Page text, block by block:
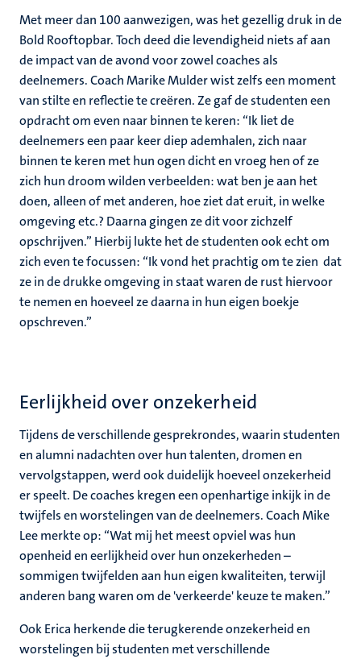
Met meer dan 100 aanwezigen, was het gezellig druk in de
Bold Rooftopbar. Toch deed die levendigheid niets af aan
de impact van de avond voor zowel coaches als
deelnemers. Coach Marike Mulder wist zelfs een moment
van stilte en reflectie te creëren. Ze gaf de studenten een
opdracht om even naar binnen te keren: “Ik liet de
deelnemers een paar keer diep ademhalen, zich naar
binnen te keren met hun ogen dicht en vroeg hen of ze
zich hun droom wilden verbeelden: wat ben je aan het
doen, alleen of met anderen, hoe ziet dat eruit, in welke
omgeving etc.? Daarna gingen ze dit voor zichzelf
opschrijven.” Hierbij lukte het de studenten ook echt om
zich even te focussen: “Ik vond het prachtig om te zien dat
ze in de drukke omgeving in staat waren de rust hiervoor
te nemen en hoeveel ze daarna in hun eigen boekje
opschreven.”
Eerlijkheid over onzekerheid
Tijdens de verschillende gesprekrondes, waarin studenten
en alumni nadachten over hun talenten, dromen en
vervolgstappen, werd ook duidelijk hoeveel onzekerheid
er speelt. De coaches kregen een openhartige inkijk in de
twijfels en worstelingen van de deelnemers. Coach Mike
Lee merkte op: “Wat mij het meest opviel was hun
openheid en eerlijkheid over hun onzekerheden –
sommigen twijfelden aan hun eigen kwaliteiten, terwijl
anderen bang waren om de 'verkeerde' keuze te maken.”
Ook Erica herkende die terugkerende onzekerheid en
worstelingen bij studenten met verschillende